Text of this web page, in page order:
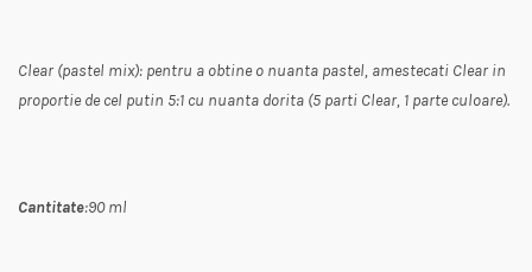
Clear (pastel mix): pentru a obtine o nuanta pastel, amestecati Clear in
proportie de cel putin 5:1 cu nuanta dorita (5 parti Clear, 1 parte culoare).
Cantitate:90 ml